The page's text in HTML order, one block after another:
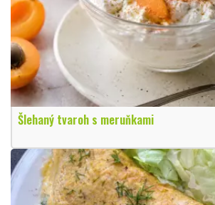
Šlehaný tvaroh s meruňkami